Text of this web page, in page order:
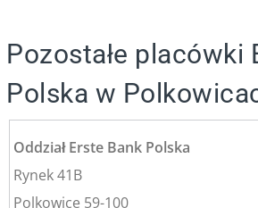
Pozostałe placówki
Polska w
Oddział Erste Bank Polska
Rynek 41B
Polkowice 59-100